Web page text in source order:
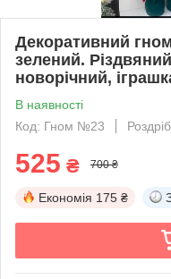
Декоративний
зелений.
новорічний,
В наявності
Код: Гном №23
Роздріб
525 ₴ 700 ₴
Економія 175 ₴